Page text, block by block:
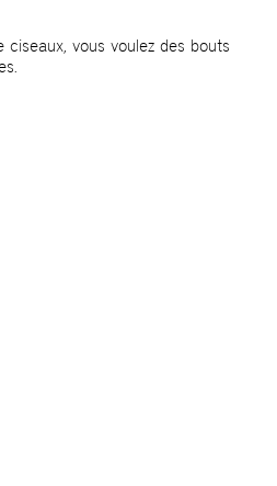
ciseaux, vous voulez des bouts